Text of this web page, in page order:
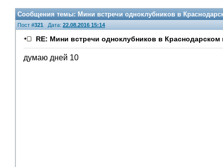
Сообщения темы:Мини встречи одноклубников в
Пост #321 Дата: 22.08.2016 15:14
RE: Мини встречи одноклубников в Краснодарском
думаю дней 10